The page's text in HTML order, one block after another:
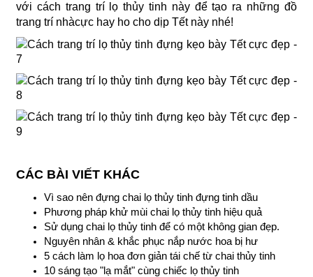
với cách trang trí lọ thủy tinh này để tạo ra những đồ
trang trí nhàcực hay ho cho dịp Tết này nhé!
CÁC BÀI VIẾT KHÁC
Vì sao nên đựng chai lọ thủy tinh đựng tinh dầu
Phương pháp khử mùi chai lọ thủy tinh hiệu quả
Sử dụng chai lọ thủy tinh để có một không gian đẹp.
Nguyên nhân & khắc phục nắp nước hoa bị hư
5 cách làm lọ hoa đơn giản tái chế từ chai thủy tinh
10 sáng tạo "lạ mắt" cùng chiếc lọ thủy tinh